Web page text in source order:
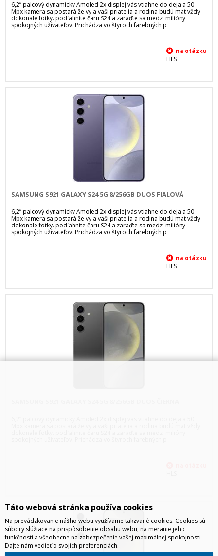
6,2” palcový dynamicky Amoled 2x displej vás vtiahne do deja a 50
Mpx kamera sa postará že vy a vaši priatelia a rodina budú mat vždy
dokonale fotky. podľahnite čaru S24 a zaraďte sa medzi milióny
spokojných užívateľov. Prichádza vo štyroch farebných p
HLS
SAMSUNG S921 GALAXY S24 5G 8/256GB DUOS FIALOVÁ
6,2” palcový dynamicky Amoled 2x displej vás vtiahne do deja a 50
Mpx kamera sa postará že vy a vaši priatelia a rodina budú mat vždy
dokonale fotky. podľahnite čaru S24 a zaraďte sa medzi milióny
spokojných užívateľov. Prichádza vo štyroch farebných p
HLS
Táto webová stránka používa cookies
Na prevádzkovanie nášho webu využívame takzvané cookies. Cookies sú
súbory slúžiace na prispôsobenie obsahu webu, na meranie jeho
funkčnosti a všeobecne na zabezpečenie vašej maximálnej spokojnosti.
Dajte nám vedieť o svojich preferenciách.